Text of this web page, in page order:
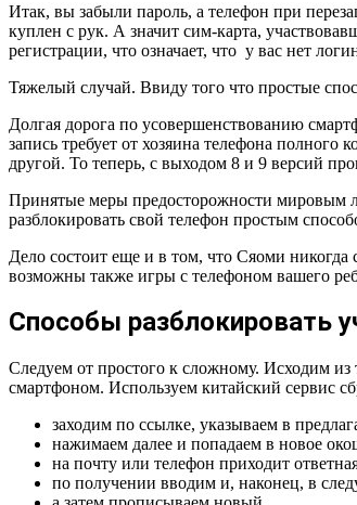
Итак, вы забыли пароль, а телефон при
куплен с рук. А значит сим-карта,
регистрации, что означает, что у вас нет
Тяжелый случай. Ввиду того что простые
Долгая дорога по усовершенствованию
запись требует от хозяина телефона
другой. То теперь, с выходом 8 и 9 версий
Принятые меры предосторожности мировым
разблокировать свой телефон простым
Дело состоит еще и в том, что Сяоми
возможны также игры с телефоном вашего
Способы разблокировать
Следуем от простого к сложному. Исходим из
смартфоном. Используем китайский сервис
заходим по ссылке, указываем в
нажимаем далее и попадаем в новое
на почту или телефон приходит
по получении вводим и, наконец, в